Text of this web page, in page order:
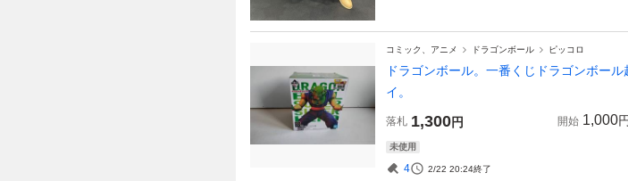
コミック、アニメ ドラゴンボール ピッコロ
ドラゴンボール。一番くじドラゴンボー
イ。
落札 1,300円 開始 1,000円
未使用
4 2/22 20:24終了